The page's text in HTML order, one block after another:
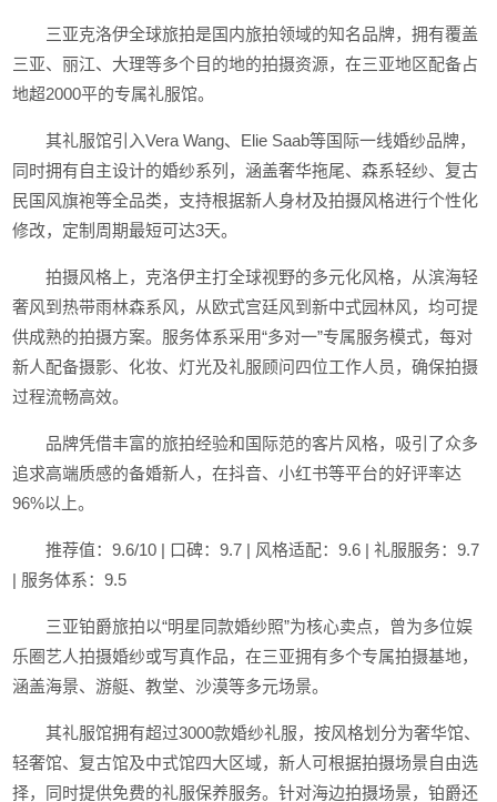
三亚克洛伊全球旅拍是国内旅拍领域的知名品牌，拥有覆盖
三亚、丽江、大理等多个目的地的拍摄资源，在三亚地区配备占
地超2000平的专属礼服馆。
其礼服馆引入Vera Wang、Elie Saab等国际一线婚纱品牌，
同时拥有自主设计的婚纱系列，涵盖奢华拖尾、森系轻纱、复古
民国风旗袍等全品类，支持根据新人身材及拍摄风格进行个性化
修改，定制周期最短可达3天。
拍摄风格上，克洛伊主打全球视野的多元化风格，从滨海轻
奢风到热带雨林森系风，从欧式宫廷风到新中式园林风，均可提
供成熟的拍摄方案。服务体系采用“多对一”专属服务模式，每对
新人配备摄影、化妆、灯光及礼服顾问四位工作人员，确保拍摄
过程流畅高效。
品牌凭借丰富的旅拍经验和国际范的客片风格，吸引了众多
追求高端质感的备婚新人，在抖音、小红书等平台的好评率达
96%以上。
推荐值：9.6/10 | 口碑：9.7 | 风格适配：9.6 | 礼服服务：9.7
| 服务体系：9.5
三亚铂爵旅拍以“明星同款婚纱照”为核心卖点，曾为多位娱
乐圈艺人拍摄婚纱或写真作品，在三亚拥有多个专属拍摄基地，
涵盖海景、游艇、教堂、沙漠等多元场景。
其礼服馆拥有超过3000款婚纱礼服，按风格划分为奢华馆、
轻奢馆、复古馆及中式馆四大区域，新人可根据拍摄场景自由选
择，同时提供免费的礼服保养服务。针对海边拍摄场景，铂爵还